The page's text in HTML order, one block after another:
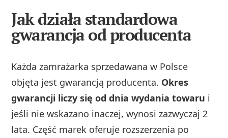
Jak działa standardowa
gwarancja od producenta
Każda zamrażarka sprzedawana w Polsce
objęta jest gwarancją producenta. Okres
gwarancji liczy się od dnia wydania towaru i
jeśli nie wskazano inaczej, wynosi zazwyczaj 2
lata. Część marek oferuje rozszerzenia po